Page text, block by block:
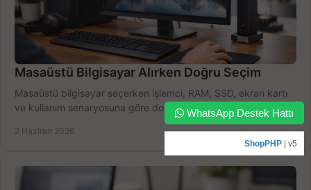
Masaüstü Bilgisayar Alırken Doğru Seçim
Masaüstü bilgisayar seçerken işlemci, RAM, SSD, ekran kartı
ve kullanım senaryosuna göre doğru modeli bulun, bütçenizi
2 Haziran 2026
WhatsApp Destek Hattı
ShopPHP | v5